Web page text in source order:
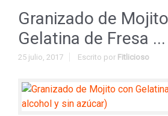
Granizado de
Gelatina de Fresa ...
25 julio, 2017 Escrito por Fitlicioso